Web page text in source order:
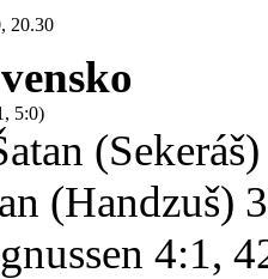
20.30
5:0)
(Sekeráš)
(Handzuš)
4:1,